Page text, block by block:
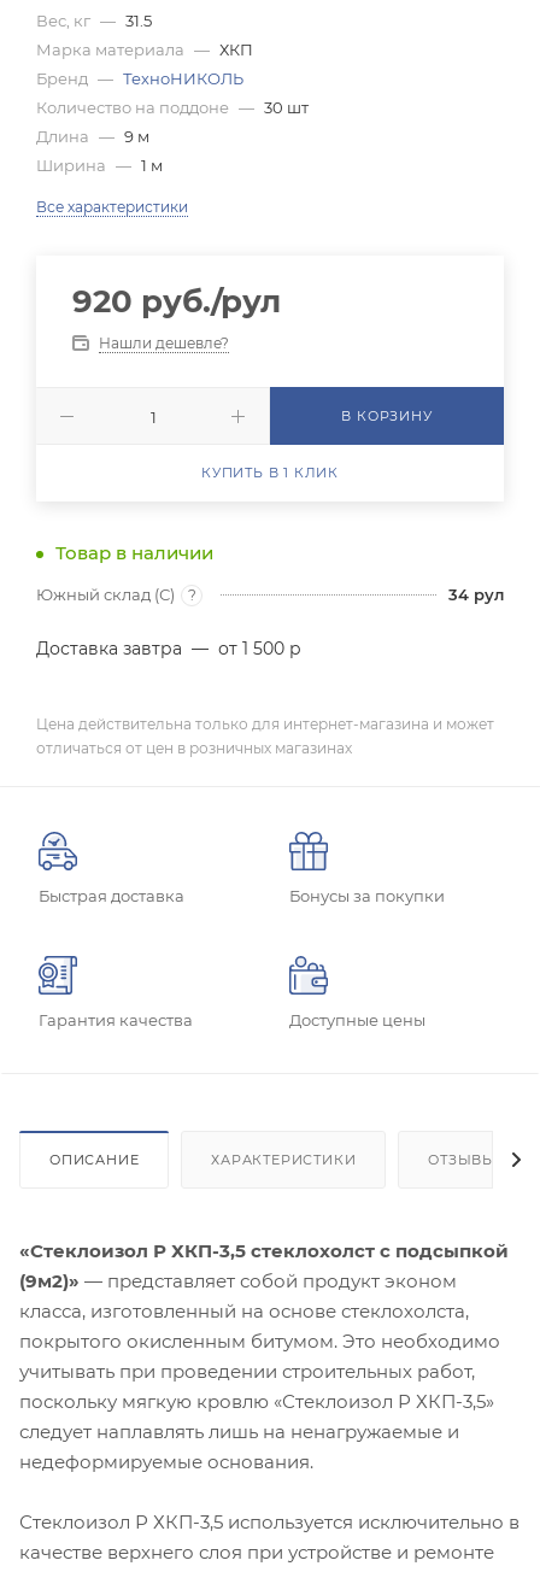
Вес, кг — 31.5
Марка материала — ХКП
Бренд — ТехноНИКОЛЬ
Количество на поддоне — 30 шт
Длина — 9 м
Ширина — 1 м
Все характеристики
920 руб./рул
Нашли дешевле?
В КОРЗИНУ
КУПИТЬ В 1 КЛИК
Товар в наличии
Южный склад (С) ? 34 рул
Доставка завтра — от 1 500 р
Цена действительна только для интернет-магазина и может
отличаться от цен в розничных магазинах
Быстрая доставка Бонусы за покупки
Гарантия качества Доступные цены
ОПИСАНИЕ ХАРАКТЕРИСТИКИ ОТЗЫВЫ
«Стеклоизол Р ХКП-3,5 стеклохолст с подсыпкой
(9м2)» — представляет собой продукт эконом
класса, изготовленный на основе стеклохолста,
покрытого окисленным битумом. Это необходимо
учитывать при проведении строительных работ,
поскольку мягкую кровлю «Стеклоизол Р ХКП-3,5»
следует наплавлять лишь на ненагружаемые и
недеформируемые основания.
Стеклоизол Р ХКП-3,5 используется исключительно в
качестве верхнего слоя при устройстве и ремонте